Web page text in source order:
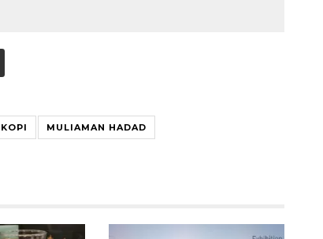
KOPI MULIAMAN HADAD